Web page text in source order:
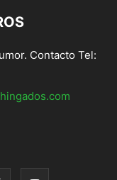
Contacto Tel: